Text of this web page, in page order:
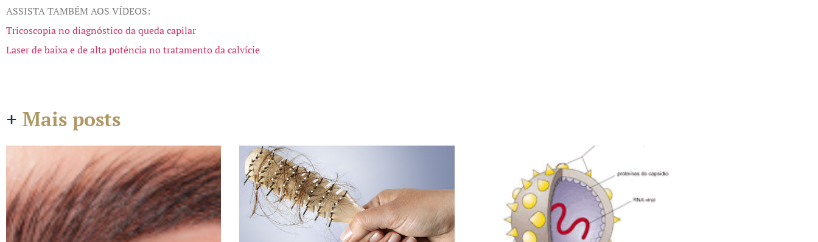
ASSISTA TAMBÉM AOS VÍDEOS:
Tricoscopia no diagnóstico da queda capilar
Laser de baixa e de alta potência no tratamento da calvície
+ Mais posts